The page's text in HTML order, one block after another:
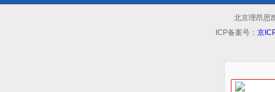
北京理昂思
ICP备案号： 京